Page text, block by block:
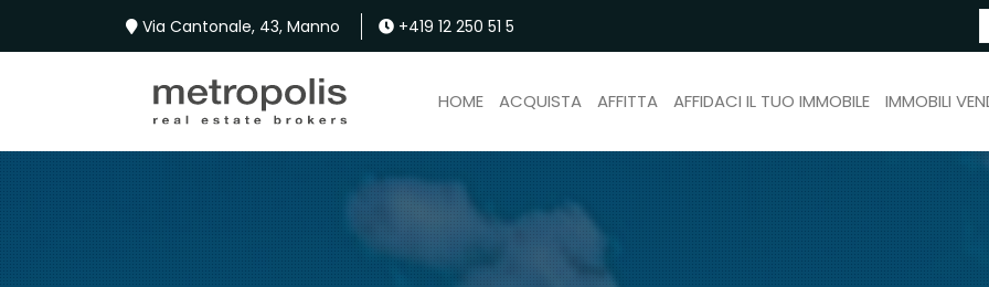
Via Cantonale, 43, Manno +419 12 250 51 5
HOME ACQUISTA AFFITTA AFFIDACI IL TUO IMMOBILE IMMOBILI